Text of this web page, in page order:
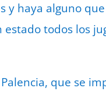
y haya alguno
todos los
que se